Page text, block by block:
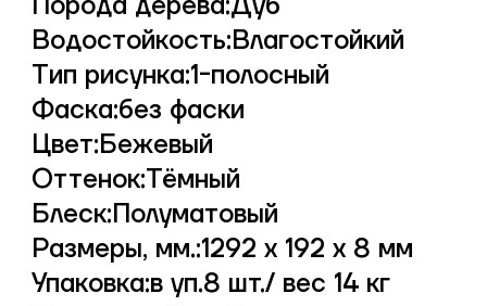
Водостойкость:Влагостойкий
Тип рисунка:1-полосный
Фаска:без фаски
Цвет:Бежевый
Оттенок:Тёмный
Блеск:Полуматовый
Размеры, мм.:1292 х 192 х 8 мм
Упаковка:в уп.8 шт./ вес 14 кг